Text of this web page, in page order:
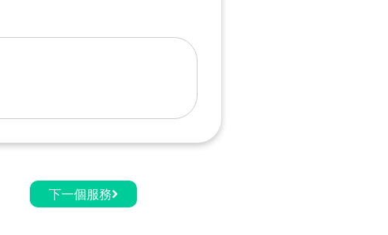
下一個服務